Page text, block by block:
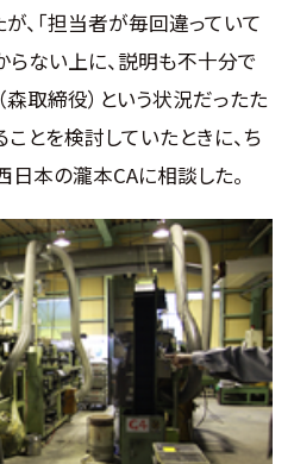
、「担当者が毎回違っていて
ない上に、説明も不十分で
森取締役）という状況だったた
とを検討していたときに、ち
本の瀧本CAに相談した。